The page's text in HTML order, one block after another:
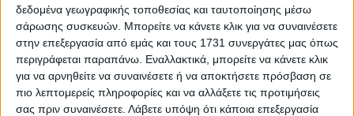
δεδομένα γεωγραφικής τοποθεσίας και ταυτοποίησης μέσω
σάρωσης συσκευών. Μπορείτε να κάνετε κλικ για να συναινέσετε
στην επεξεργασία από εμάς και τους 1731 συνεργάτες μας όπως
περιγράφεται παραπάνω. Εναλλακτικά, μπορείτε να κάνετε κλικ
για να αρνηθείτε να συναινέσετε ή να αποκτήσετε πρόσβαση σε
πιο λεπτομερείς πληροφορίες και να αλλάξετε τις προτιμήσεις
σας πριν συναινέσετε. Λάβετε υπόψη ότι κάποια επεξεργασία
Καταχώρηση / Επεξεργασία / Διαγραφή
αγγελιών